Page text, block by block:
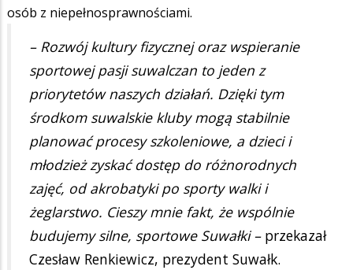
osób z niepełnosprawnościami.
– Rozwój kultury fizycznej oraz wspieranie
sportowej pasji suwalczan to jeden z
priorytetów naszych działań. Dzięki tym
środkom suwalskie kluby mogą stabilnie
planować procesy szkoleniowe, a dzieci i
młodzież zyskać dostęp do różnorodnych
zajęć, od akrobatyki po sporty walki i
żeglarstwo. Cieszy mnie fakt, że wspólnie
budujemy silne, sportowe Suwałki –przekazał
Czesław Renkiewicz, prezydent Suwałk.